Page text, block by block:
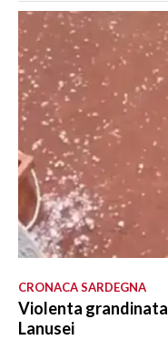
CRONACA SARDEGNA
Violenta
Lanusei